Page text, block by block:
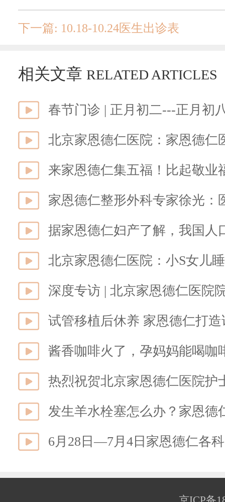
下一篇: 10.18-10.24医生出诊表
相关文章 RELATED ARTICLES
春节门诊 | 正月初二---正月初
北京家恩德仁医院：家恩德
来家恩德仁集五福！比起敬业
家恩德仁整形外科专家徐光：
试管移植后休养 家恩德仁打
酱香咖啡火了，孕妈妈能喝咖
发生羊水栓塞怎么办？家恩德
6月28日—7月4日家恩德仁各